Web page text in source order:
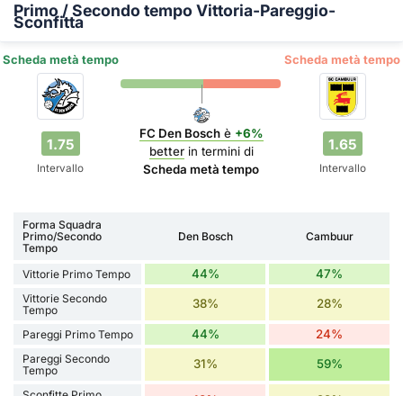
Primo / Secondo tempo Vittoria-Pareggio-
Sconfitta
Scheda metà tempo Scheda metà tempo
1.75
Intervallo
FC Den Boschè +6%
betterin termini di
Scheda metà tempo
1.65
Intervallo
Forma Squadra
Primo/Secondo
Tempo
Den Bosch Cambuur
Vittorie Primo Tempo 44% 47%
Vittorie Secondo
Tempo
38% 28%
Pareggi Primo Tempo 44% 24%
Pareggi Secondo
Tempo
31% 59%